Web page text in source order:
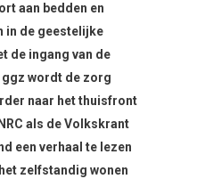
aan bedden en
in de geestelijke
de ingang van de
ggz wordt de zorg
naar het thuisfront
als de Volkskrant
een verhaal te lezen
zelfstandig wonen